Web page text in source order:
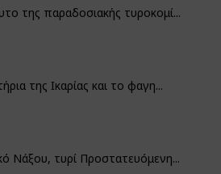
της παραδοσιακής τυροκομί...
της Ικαρίας και το φαγη...
Νάξου, τυρί Προστατευόμενη...